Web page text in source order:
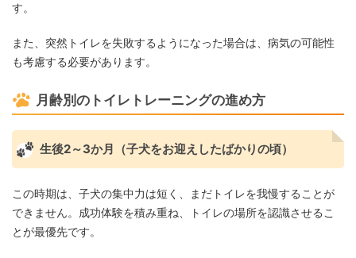
す。
また、突然トイレを失敗するようになった場合は、病気の可能性
も考慮する必要があります。
月齢別のトイレトレーニングの進め方
生後2～3か月（子犬をお迎えしたばかりの頃）
この時期は、子犬の集中力は短く、まだトイレを我慢することが
できません。成功体験を積み重ね、トイレの場所を認識させるこ
とが最優先です。